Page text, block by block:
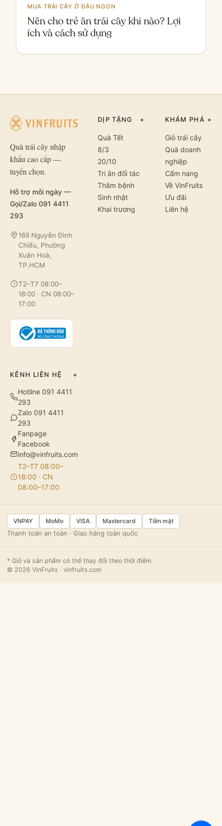
MUA TRÁI CÂY Ở ĐÂU NGON
Nên cho trẻ ăn trái cây khi nào? Lợi
ích và cách sử dụng
Quà trái cây nhập
khẩu cao cấp —
tuyển chọn.
Hỗ trợ mỗi ngày —
Gọi/Zalo 091 4411
293
169 Nguyễn Đình
Chiểu, Phường
Xuân Hoà,
TP.HCM
T2–T7 08:00–
18:00 · CN 08:00–
17:00
DỊP TẶNG +
Quà Tết
8/3
20/10
Tri ân đối tác
Thăm bệnh
Sinh nhật
Khai trương
KHÁM PHÁ +
Giỏ trái cây
Quà doanh
nghiệp
Cẩm nang
Về VinFruits
Ưu đãi
Liên hệ
KÊNH LIÊN HỆ +
Hotline 091 4411
293
Zalo 091 4411
293
Fanpage
Facebook
info@vinfruits.com
T2–T7 08:00–
18:00 · CN
08:00–17:00
VNPAY MoMo VISA Mastercard Tiền mặt
Thanh toán an toàn · Giao hàng toàn quốc
* Giỏ và sản phẩm có thể thay đổi theo thời điểm.
© 2026 VinFruits · vinfruits.com